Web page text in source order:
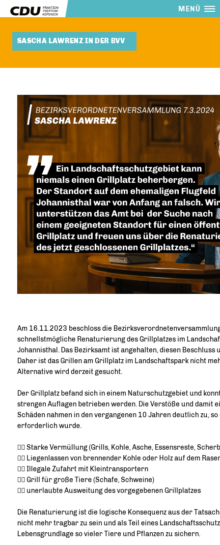
MENÜ
SASCHA LAWRENZ IN DER BVV
Am 16.11.2023 beschloss die
schnellstmögliche Renaturierung des Grillplatzes im
Johannisthal. Das Bezirksamt ist angehalten, diesen Beschluss
Daher ist das Grillen am Grillplatz im Landschaftspark nicht
Alternative wird derzeit gesucht.
Der Grillplatz befand sich in einem Naturschutzgebiet und
strengen Auflagen betrieben werden. Die Verstöße und damit
Schäden nahmen in den vergangenen 10 Jahren deutlich zu, so
erforderlich wurde.
👎🏻 Starke Vermüllung (Grills, Kohle, Asche, Essensreste,
👎🏻 Liegenlassen von brennender Kohle oder Holz auf dem
👎🏻 Illegale Zufahrt mit Kleintransportern
👎🏻 Grill für große Tiere (Schafe, Schweine)
👎🏻 unerlaubte Ausweitung des vorgegebenen Grillplatzes
Die Renaturierung ist die logische Konsequenz aus der
nicht mehr tragbar zu sein und als Teil eines
Lebensgrundlage so vieler Tiere und Pflanzen zu sichern.